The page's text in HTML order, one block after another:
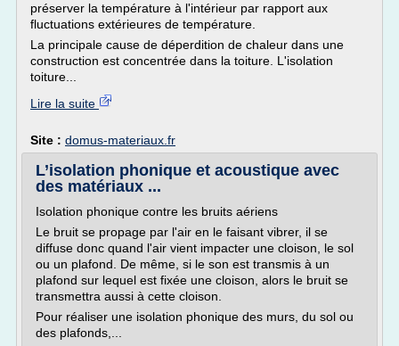
préserver la température à l'intérieur par rapport aux
fluctuations extérieures de température.
La principale cause de déperdition de chaleur dans une
construction est concentrée dans la toiture. L'isolation
toiture...
Lire la suite
Site : domus-materiaux.fr
L’isolation phonique et acoustique avec
des matériaux ...
Isolation phonique contre les bruits aériens
Le bruit se propage par l'air en le faisant vibrer, il se
diffuse donc quand l'air vient impacter une cloison, le sol
ou un plafond. De même, si le son est transmis à un
plafond sur lequel est fixée une cloison, alors le bruit se
transmettra aussi à cette cloison.
Pour réaliser une isolation phonique des murs, du sol ou
des plafonds,...